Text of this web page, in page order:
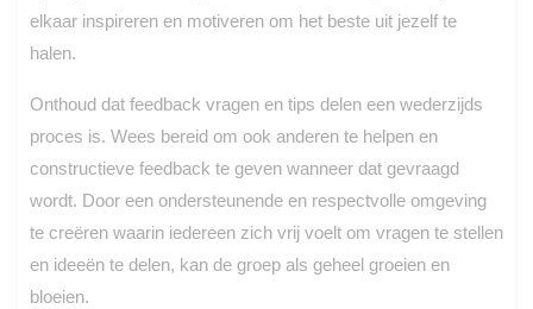
elkaar inspireren en motiveren om het beste uit jezelf te
halen.
Onthoud dat feedback vragen en tips delen een wederzijds
proces is. Wees bereid om ook anderen te helpen en
constructieve feedback te geven wanneer dat gevraagd
wordt. Door een ondersteunende en respectvolle omgeving
te creëren waarin iedereen zich vrij voelt om vragen te stellen
en ideeën te delen, kan de groep als geheel groeien en
bloeien.